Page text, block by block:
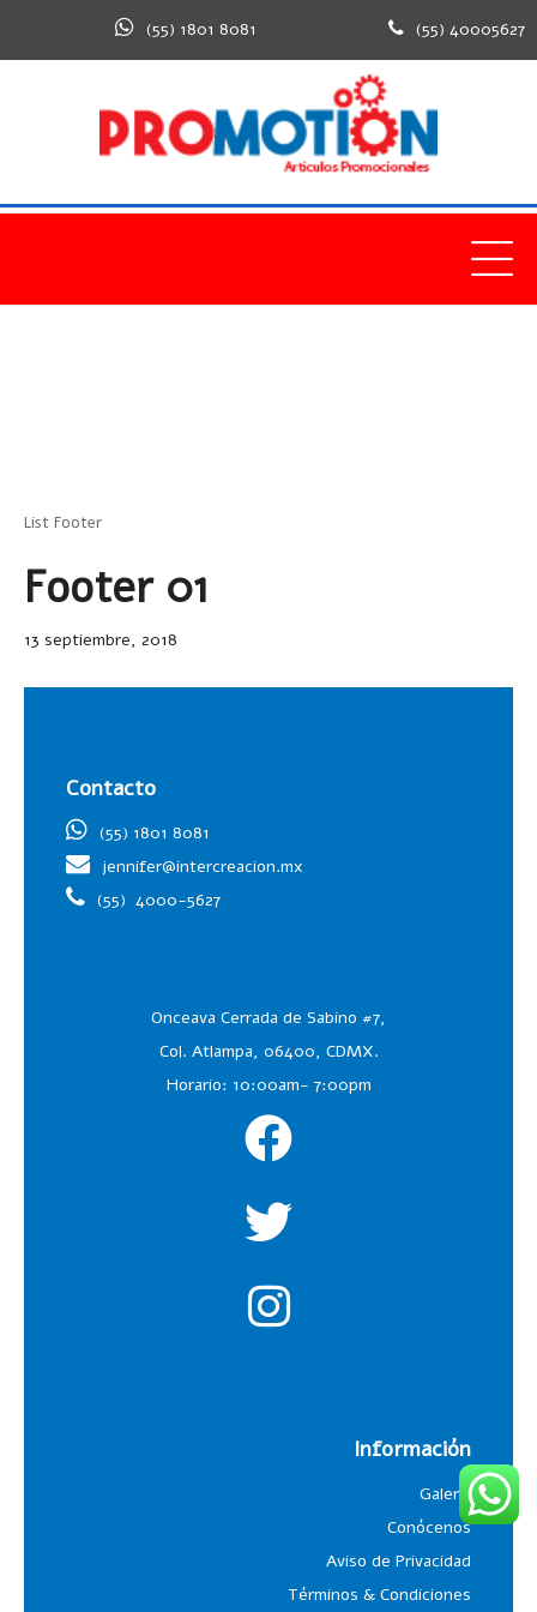
(55) 1801 8081 (55) 40005627
List Footer
Footer 01
13 septiembre, 2018
Contacto
(55) 1801 8081
jennifer@intercreacion.mx
(55) 4000-5627
Onceava Cerrada de Sabino #7,
Col. Atlampa, 06400, CDMX.
Horario: 10:00am- 7:00pm
Información
Galería
Conócenos
Aviso de Privacidad
Términos & Condiciones